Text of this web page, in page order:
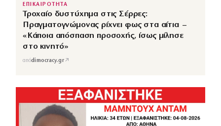
ΕΠΙΚΑΙΡΟΤΗΤΑ
Τροχαίο δυστύχημα στις Σέρρες:
Πραγματογνώμονας ρίχνει φως στα αίτια –
«Κάποια απόσπαση προσοχής, ίσως μίλησε
στο κινητό»
απόdimocracy.gr↗